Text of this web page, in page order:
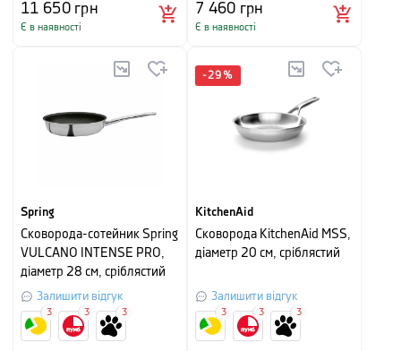
11 650грн
Є в наявності
7 460 грн
Є в наявності
Spring
Сковорода-сотейник Spring
VULCANO INTENSE PRO,
діаметр 28 см, сріблястий
Залишити відгук
3 3 3
-29 %
KitchenAid
Сковорода KitchenAid MSS,
діаметр 20 см, сріблястий
Залишити відгук
3 3 3